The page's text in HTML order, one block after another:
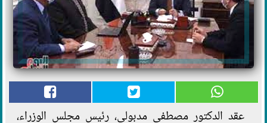
عقد الدكتور مصطفى مدبولي، رئيس مجلس الوزراء،